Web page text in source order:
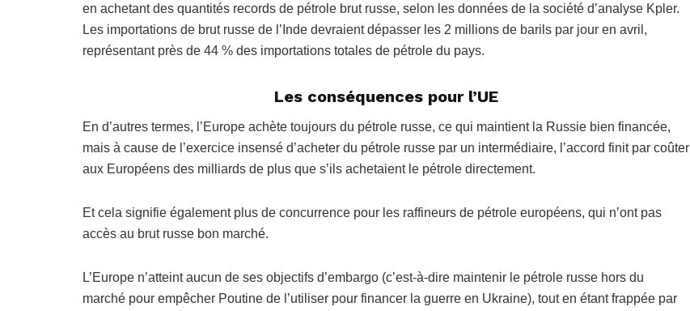
en achetant des quantités records de pétrole brut russe, selon les données de la société d’analyse Kpler.
Les importations de brut russe de l’Inde devraient dépasser les 2 millions de barils par jour en avril,
représentant près de 44 % des importations totales de pétrole du pays.
Les conséquences pour l’UE
En d’autres termes, l’Europe achète toujours du pétrole russe, ce qui maintient la Russie bien financée,
mais à cause de l’exercice insensé d’acheter du pétrole russe par un intermédiaire, l’accord finit par coûter
aux Européens des milliards de plus que s’ils achetaient le pétrole directement.
Et cela signifie également plus de concurrence pour les raffineurs de pétrole européens, qui n’ont pas
accès au brut russe bon marché.
L’Europe n’atteint aucun de ses objectifs d’embargo (c’est-à-dire maintenir le pétrole russe hors du
marché pour empêcher Poutine de l’utiliser pour financer la guerre en Ukraine), tout en étant frappée par